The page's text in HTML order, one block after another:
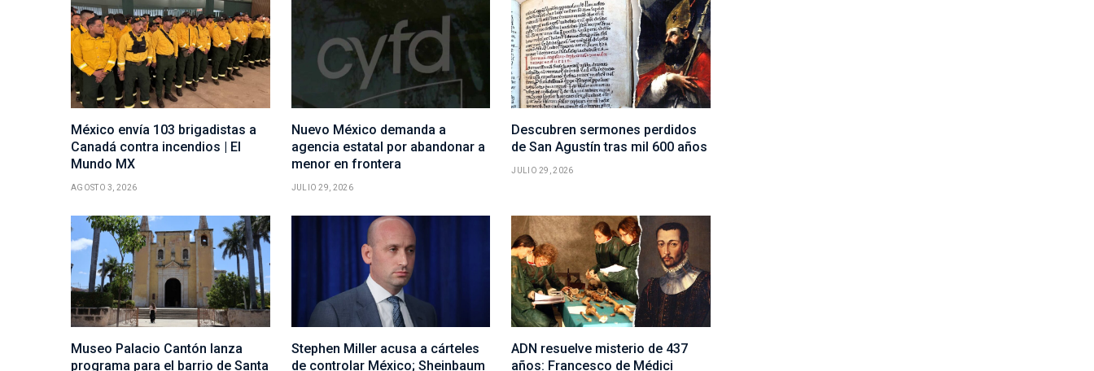
México envía 103 brigadistas a
Canadá contra incendios | El
Mundo MX
AGOSTO 3, 2026
Nuevo México demanda a
agencia estatal por abandonar a
menor en frontera
JULIO 29, 2026
Descubren sermones perdidos
de San Agustín tras mil 600 años
JULIO 29, 2026
Museo Palacio Cantón lanza
programa para el barrio de Santa
Stephen Miller acusa a cárteles
de controlar México; Sheinbaum
ADN resuelve misterio de 437
años: Francesco de Médici